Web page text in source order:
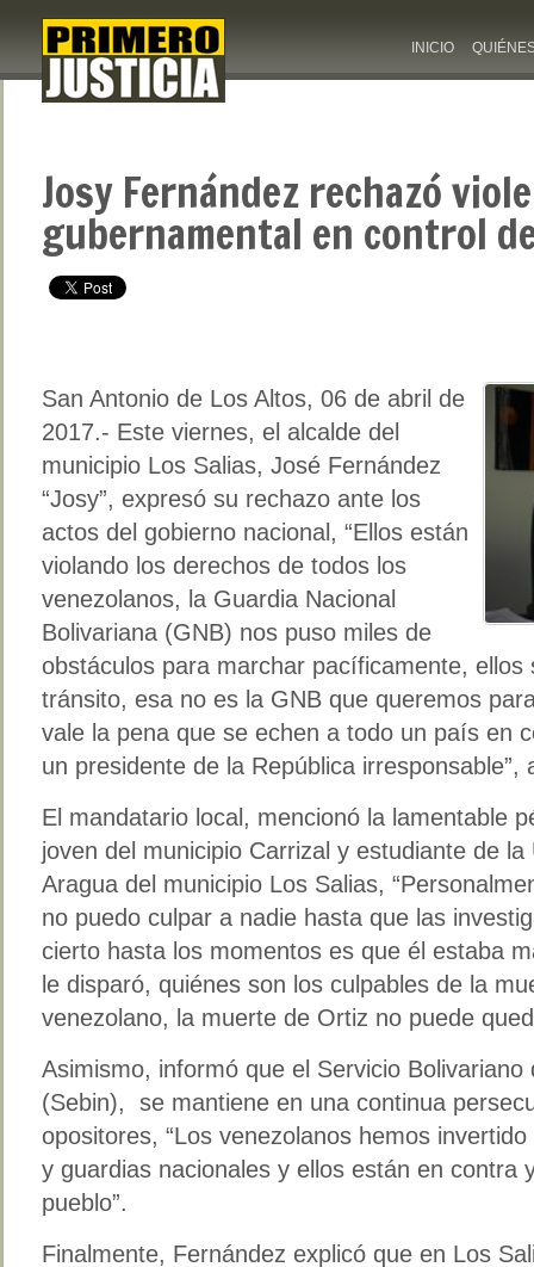
INICIO
Josy Fernández rechazó
gubernamental en control
San Antonio de Los Altos, 06 de abril de
2017.- Este viernes, el alcalde del
municipio Los Salias, José Fernández
“Josy”, expresó su rechazo ante los
actos del gobierno nacional, “Ellos están
violando los derechos de todos los
venezolanos, la Guardia Nacional
Bolivariana (GNB) nos puso miles de
obstáculos para marchar pacíficamente,
tránsito, esa no es la GNB que queremos
vale la pena que se echen a todo un país en
un presidente de la República irresponsable”,
El mandatario local, mencionó la lamentable
joven del municipio Carrizal y estudiante de
Aragua del municipio Los Salias,
no puedo culpar a nadie hasta que las
cierto hasta los momentos es que él estaba
le disparó, quiénes son los culpables de la
venezolano, la muerte de Ortiz no puede
Asimismo, informó que el Servicio Bolivariano
(Sebin), se mantiene en una continua
opositores, “Los venezolanos hemos
y guardias nacionales y ellos están en contra
pueblo”.
Finalmente, Fernández explicó que en Los